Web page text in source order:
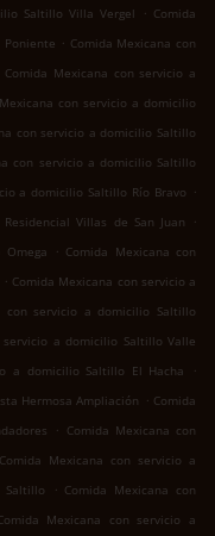
Saltillo Villa Vergel . Comida
. Comida Mexicana con
Comida Mexicana con servicio a
con servicio a domicilio
con servicio a domicilio Saltillo
con servicio a domicilio Saltillo
a domicilio Saltillo Río Bravo .
Villas de San Juan
.
. Comida Mexicana con
. Comida Mexicana con servicio a
con servicio a domicilio Saltillo
servicio a domicilio Saltillo Valle
a domicilio Saltillo El Hacha
.
Hermosa Ampliación . Comida
. Comida Mexicana con
Comida Mexicana con servicio a
. Comida Mexicana con
Mexicana con servicio a